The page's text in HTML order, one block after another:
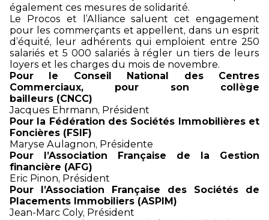
également ces mesures de solidarité.
Le Procos et l’Alliance saluent cet engagement
pour les commerçants et appellent, dans un esprit
d’équité, leur adhérents qui emploient entre 250
salariés et 5 000 salariés à régler un tiers de leurs
loyers et les charges du mois de novembre.
Pour le Conseil National des Centres
Commerciaux, pour son collège
bailleurs (CNCC)
Jacques Ehrmann, Président
Pour la Fédération des Sociétés Immobilières et
Foncières (FSIF)
Maryse Aulagnon, Présidente
Pour l’Association Française de la Gestion
financière (AFG)
Eric Pinon, Président
Pour l’Association Française des Sociétés de
Placements Immobiliers (ASPIM)
Jean-Marc Coly, Président